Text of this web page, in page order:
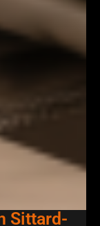
Sittard-